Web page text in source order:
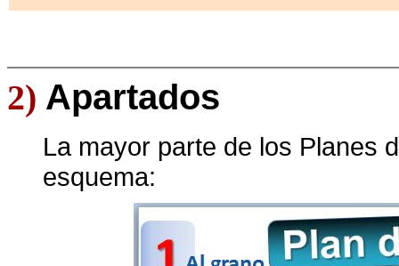
2) Apartados
La mayor parte de los Planes
esquema: